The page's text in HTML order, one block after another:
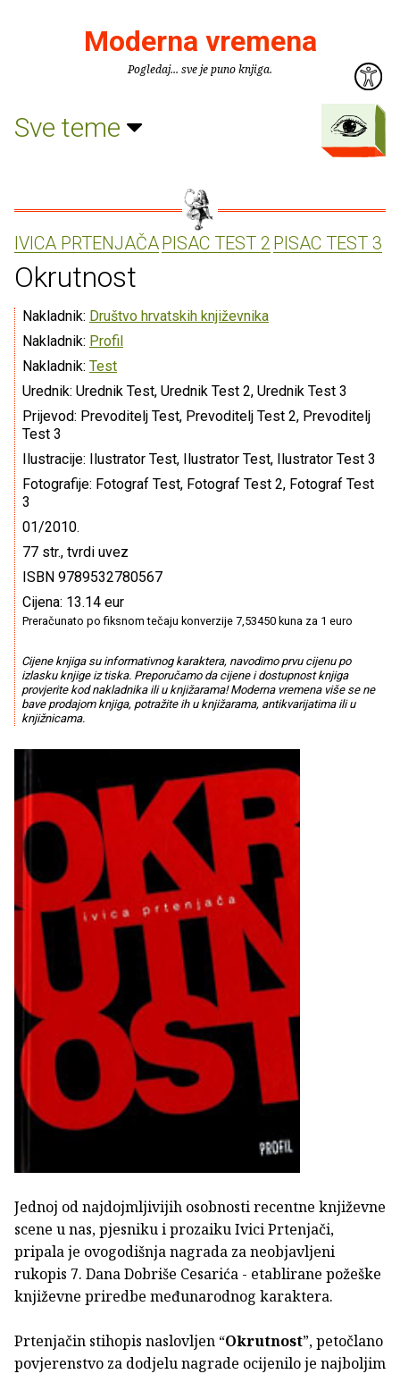
Moderna vremena
Pogledaj... sve je puno knjiga.
Sve teme
IVICA PRTENJAČAPISAC TEST 2 PISAC TEST 3
Okrutnost
Nakladnik: Društvo hrvatskih književnika
Nakladnik: Profil
Nakladnik: Test
Urednik: Urednik Test, Urednik Test 2, Urednik Test 3
Prijevod: Prevoditelj Test, Prevoditelj Test 2, Prevoditelj
Test 3
Ilustracije: Ilustrator Test, Ilustrator Test, Ilustrator Test 3
Fotografije: Fotograf Test, Fotograf Test 2, Fotograf Test
3
01/2010.
77 str., tvrdi uvez
ISBN 9789532780567
Cijena: 13.14 eur
Preračunato po fiksnom tečaju konverzije 7,53450 kuna za 1 euro
Cijene knjiga su informativnog karaktera, navodimo prvu cijenu po
izlasku knjige iz tiska. Preporučamo da cijene i dostupnost knjiga
provjerite kod nakladnika ili u knjižarama! Moderna vremena više se ne
bave prodajom knjiga, potražite ih u knjižarama, antikvarijatima ili u
knjižnicama.
Jednoj od najdojmljivijih osobnosti recentne književne
scene u nas, pjesniku i prozaiku Ivici Prtenjači,
pripala je ovogodišnja nagrada za neobjavljeni
rukopis 7. Dana Dobriše Cesarića - etablirane požeške
književne priredbe međunarodnog karaktera.
Prtenjačin stihopis naslovljen “Okrutnost”, petočlano
povjerenstvo za dodjelu nagrade ocijenilo je najboljim